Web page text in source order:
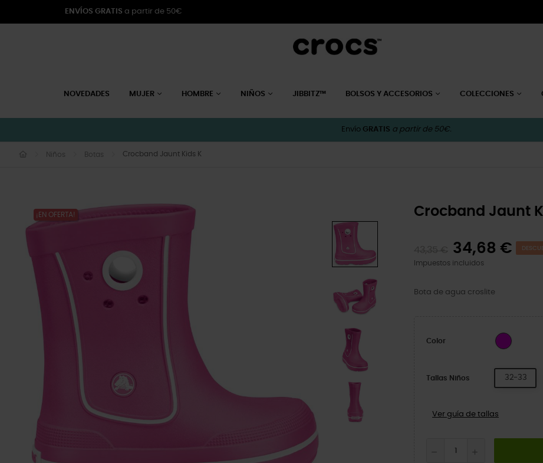
ENVÍOS GRATIS a partir de 50€
NOVEDADES MUJER HOMBRE NIÑOS JIBBITZ™ BOLSOS Y ACCESORIOS COLECCIONES
Envío GRATIS a partir de 50€.
Niños Botas Crocband Jaunt Kids K
¡EN OFERTA! Crocband Jaunt
34,68 €
Impuestos incluidos
Bota de agua croslite
Color Fuchsia
Tallas Niños 32-33
Ver guía de tallas